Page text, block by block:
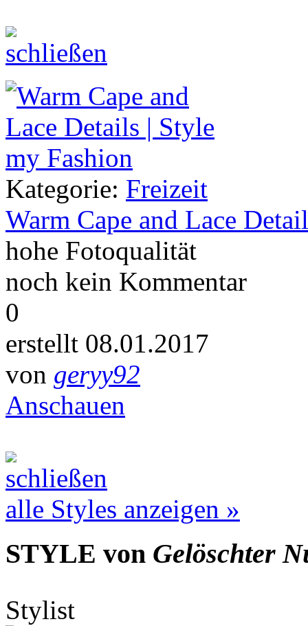
Kategorie: Freizeit
Warm Cape and Lace
hohe Fotoqualität
noch kein Kommentar
0
erstellt 08.01.2017
von geryy92
Anschauen
alle Styles anzeigen »
STYLE von Gelöschter
Stylist